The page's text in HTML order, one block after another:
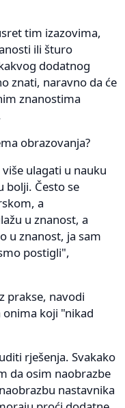
tim izazovima,
ili šturo
dodatnog
znati, naravno da će
znanostima
obrazovanja?
ulagati u nauku
bolji. Često se
a
u znanost, a
u znanost, ja sam
postigli",
prakse, navodi
onima koji "nikad
rješenja. Svakako
da osim naobrazbe
nastavnika